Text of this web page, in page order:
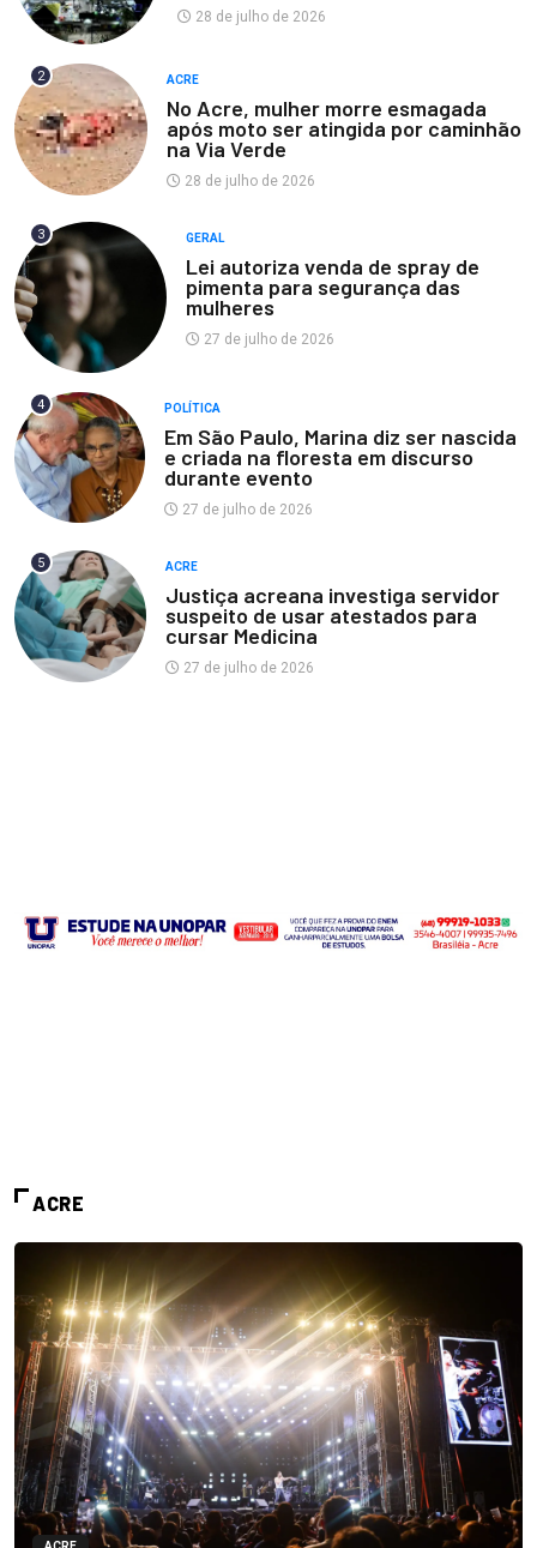
28 de julho de 2026
2 ACRE
No Acre, mulher morre esmagada
após moto ser atingida por caminhão
na Via Verde
28 de julho de 2026
3 GERAL
Lei autoriza venda de spray de
pimenta para segurança das
mulheres
27 de julho de 2026
4 POLÍTICA
Em São Paulo, Marina diz ser nascida
e criada na floresta em discurso
durante evento
27 de julho de 2026
5 ACRE
Justiça acreana investiga servidor
suspeito de usar atestados para
cursar Medicina
27 de julho de 2026
ACRE